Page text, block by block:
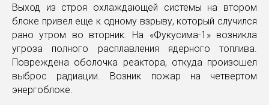
Выход из строя охлаждающей системы на втором
блоке привел еще к одному взрыву, который случился
рано утром во вторник. На «Фукусима-1» возникла
угроза полного расплавления ядерного топлива.
Повреждена оболочка реактора, откуда произошел
выброс радиации. Возник пожар на четвертом
энергоблоке.